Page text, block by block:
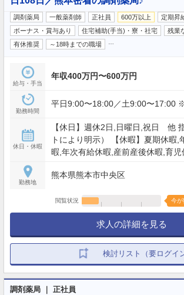
調剤薬局 一般薬剤師 正社員 600万以上
定期昇
ボーナス・賞与あり
住宅補助(手当)・寮・社宅
残業
有休推奨
～18時までの職場
給与・手当
年収400万円〜600万円
勤務時間
平日9:00〜18:00／土9:00〜17:00
休日・休暇
【休日】週休2日,日曜日,祝日 他
トにより明示） 【休暇】夏期休暇,年末年始,介護休
暇,年次有給休暇,産前産後休暇,育児
暇：入社６か月後法廷通り付与 【
勤務地
熊本県熊本市中央区
閲覧状況 今が
求人の詳細を見る
検討リスト（要ログイ
調剤薬局 ｜ 正社員